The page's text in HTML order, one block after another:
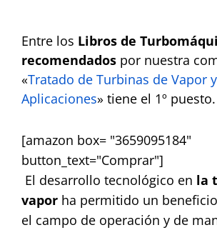
Entre los Libros de
recomendados por nuestra
«Tratado de Turbinas de Vapor
Aplicaciones» tiene el 1º puesto.
[amazon box= "3659095184"
button_text="Comprar"]
El desarrollo tecnológico en la
vapor ha permitido un
el campo de operación y de